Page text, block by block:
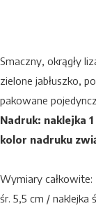
Smaczny, okrągły
zielone jabłuszko,
pakowane
Nadruk: naklejka
kolor nadruku
Wymiary całkowite:
śr. 5,5 cm / naklejka